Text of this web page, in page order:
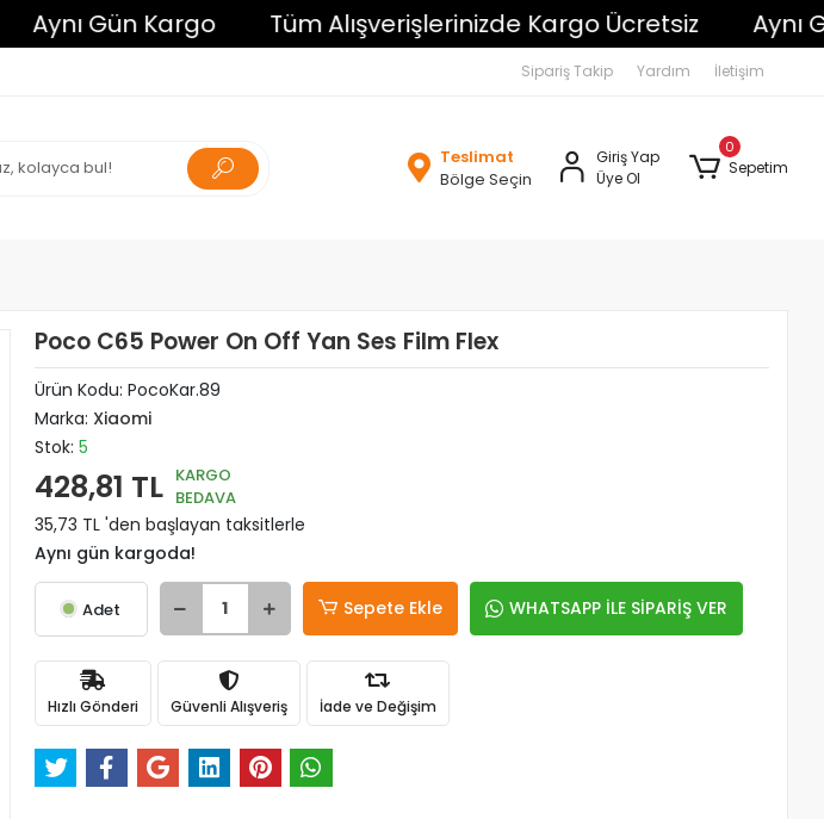
Gün Kargo Tüm Alışverişlerinizde Kargo Ücretsiz Aynı Gün
Sipariş Takip Yardım İletişim
Teslimat
Bölge Seçin
Giriş Yap
Üye Ol
0
Sepetim
Poco C65 Power On Off Yan Ses Film Flex
Ürün Kodu: PocoKar.89
Marka: Xiaomi
Stok: 5
428,81 TL KARGO
BEDAVA
35,73 TL 'den başlayan taksitlerle
Aynı gün kargoda!
Adet Sepete Ekle WHATSAPP İLE SİPARİŞ VER
Hızlı Gönderi Güvenli Alışveriş İade ve Değişim